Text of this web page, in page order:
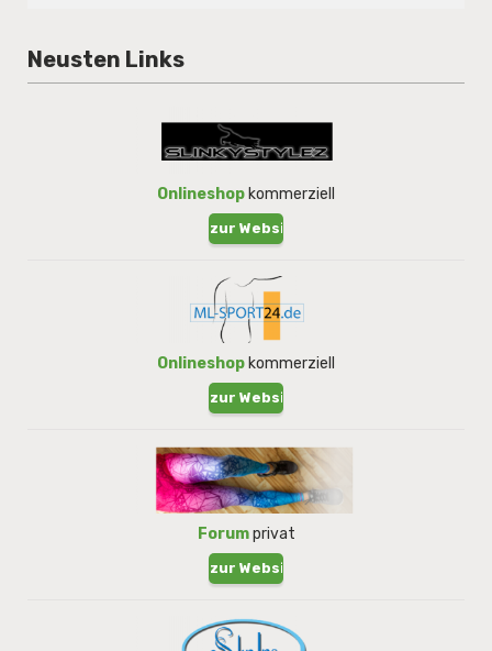
Neusten Links
Onlineshop kommerziell
zur Website !
Onlineshopkommerziell
zur Website !
Forumprivat
zur Website !